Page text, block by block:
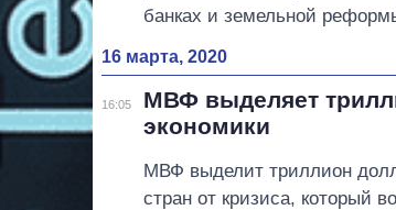
банках и земельной
16 марта, 2020
16:05
МВФ выделяет
экономики
МВФ выделит триллион
стран от кризиса, который